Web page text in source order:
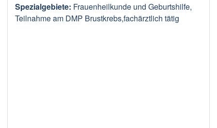
Spezialgebiete: Frauenheilkunde und Geburtshilfe,
Teilnahme am DMP Brustkrebs,fachärztlich tätig